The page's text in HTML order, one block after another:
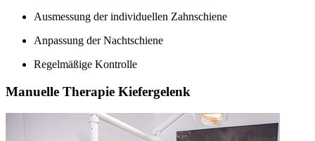
Ausmessung der individuellen Zahnschiene
Anpassung der Nachtschiene
Regelmäßige Kontrolle
Manuelle Therapie Kiefergelenk